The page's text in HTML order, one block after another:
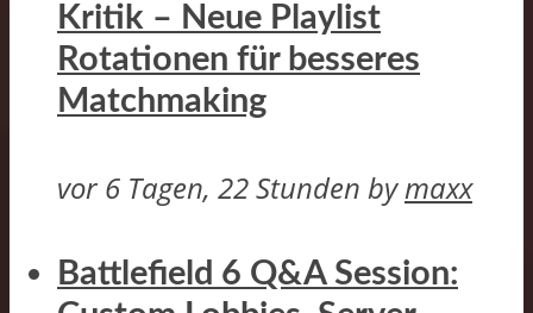
Kritik – Neue Playlist
Rotationen für besseres
Matchmaking
vor 6 Tagen, 22 Stunden bymaxx
Battlefield 6 Q&A Session: